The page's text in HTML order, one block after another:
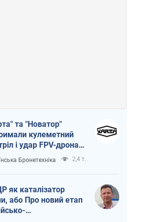
та "Новатор"
кулеметний
і удар FPV-дрона,
життя
ЗСУ
Бронетехніка 2,4 т.
як каталізатор
або Про новий етап